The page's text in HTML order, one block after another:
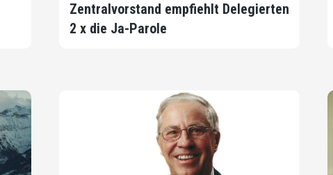
Zentralvorstand empfiehlt Delegierten
2 x die Ja-Parole